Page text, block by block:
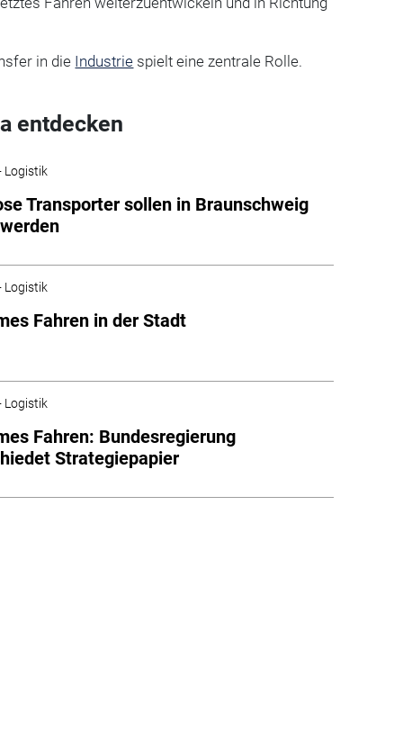
in die Industrie spielt eine zentrale Rolle.
entdecken
Logistik
Transporter sollen in Braunschweig
Logistik
Fahren in der Stadt
Logistik
Fahren: Bundesregierung
Strategiepapier